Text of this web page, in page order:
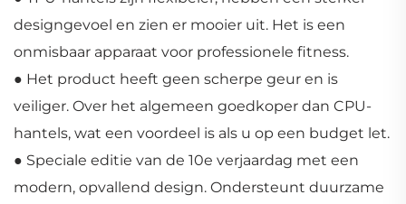
designgevoel en zien er mooier uit. Het is een
onmisbaar apparaat voor professionele fitness.
● Het product heeft geen scherpe geur en is
veiliger. Over het algemeen goedkoper dan CPU-
hantels, wat een voordeel is als u op een budget let.
● Speciale editie van de 10e verjaardag met een
modern, opvallend design. Ondersteunt duurzame